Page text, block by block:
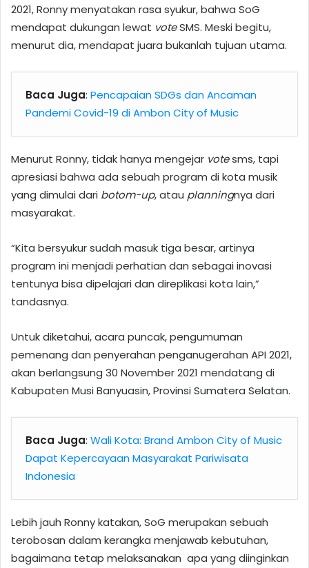
2021, Ronny menyatakan rasa syukur, bahwa SoG
mendapat dukungan lewat voteSMS. Meski begitu,
menurut dia, mendapat juara bukanlah tujuan utama.
Baca Juga: Pencapaian SDGs dan Ancaman
Pandemi Covid-19 di Ambon City of Music
Menurut Ronny, tidak hanya mengejar votesms, tapi
apresiasi bahwa ada sebuah program di kota musik
yang dimulai dari botom-up, atau planningnya dari
masyarakat.
“Kita bersyukur sudah masuk tiga besar, artinya
program ini menjadi perhatian dan sebagai inovasi
tentunya bisa dipelajari dan direplikasi kota lain,”
tandasnya.
Untuk diketahui, acara puncak, pengumuman
pemenang dan penyerahan penganugerahan API 2021,
akan berlangsung 30 November 2021 mendatang di
Kabupaten Musi Banyuasin, Provinsi Sumatera Selatan.
Baca Juga: Wali Kota: Brand Ambon City of Music
Dapat Kepercayaan Masyarakat Pariwisata
Indonesia
Lebih jauh Ronny katakan, SoG merupakan sebuah
terobosan dalam kerangka menjawab kebutuhan,
bagaimana tetap melaksanakan apa yang diinginkan